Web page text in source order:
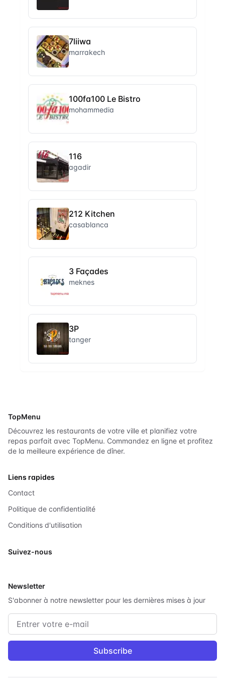
7liiwa
marrakech
100fa100 Le Bistro
mohammedia
116
agadir
212 Kitchen
casablanca
3 Façades
meknes
3P
tanger
TopMenu
Découvrez les restaurants de votre ville et planifiez votre
repas parfait avec TopMenu. Commandez en ligne et profitez
de la meilleure expérience de dîner.
Liens rapides
Contact
Politique de confidentialité
Conditions d'utilisation
Suivez-nous
Newsletter
S'abonner à notre newsletter pour les dernières mises à jour
Adresse e-mail
Subscribe